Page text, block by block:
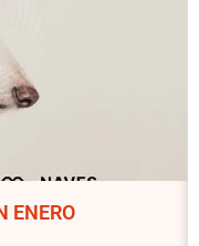
ENERO